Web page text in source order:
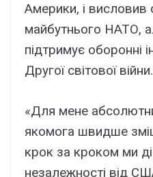
Америки, і висловив
майбутнього НАТО,
підтримує оборонні
Другої світової війни.
«Для мене
якомога швидше
крок за кроком ми
незалежності від